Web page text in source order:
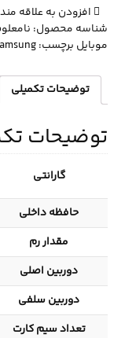
مدل
Galaxy
A10s
A107F/DS
دو
کارت
ظرفیت
عدد
افزودن به علاقه
شناسه محصول:
موبایل برچسب:
توضیحات تکمیلی
توضیحات
گارانتی
حافظه داخلی
مقدار رم
دوربین اصلی
دوربین سلفی
تعداد سیم کارت